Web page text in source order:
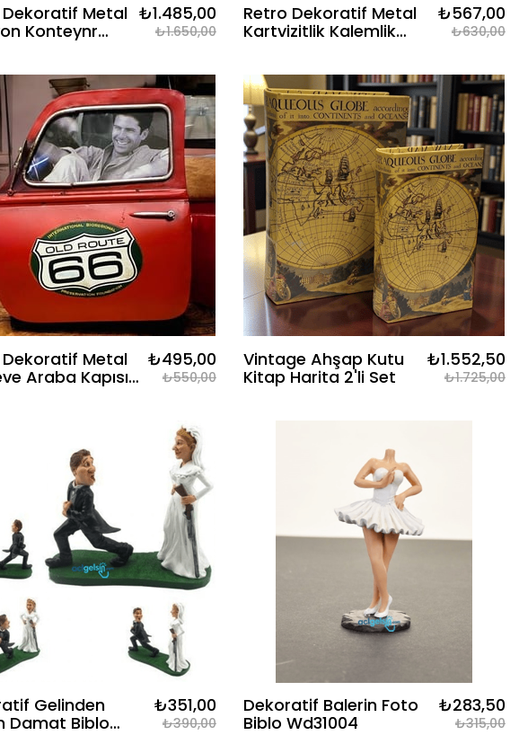
Metal
Konteynr
₺1.485,00
₺1.650,00
Retro Dekoratif Metal
Kartvizitlik Kalemlik
₺567,00
₺630,00
Metal
Araba Kapısı
₺495,00
₺550,00
Vintage Ahşap Kutu
Kitap Harita 2'li Set
₺1.552,50
₺1.725,00
Gelinden
Damat Biblo
₺351,00
₺390,00
Dekoratif Balerin Foto
Biblo Wd31004
₺283,50
₺315,00